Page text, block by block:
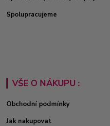
Spolupracujeme
VŠE O NÁKUPU :
Obchodní podmínky
Jak nakupovat